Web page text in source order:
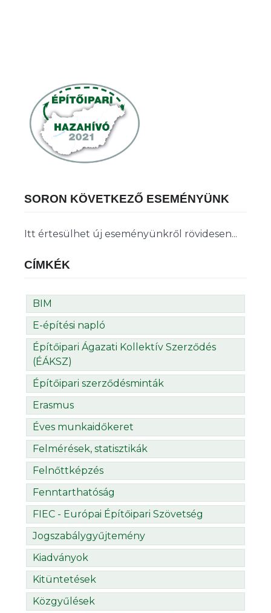
SORON KÖVETKEZŐ ESEMÉNYÜNK
Itt értesülhet új eseményünkről rövidesen...
CÍMKÉK
BIM
E-építési napló
Építőipari Ágazati Kollektív Szerződés
(ÉÁKSZ)
Építőipari szerződésminták
Erasmus
Éves munkaidőkeret
Felmérések, statisztikák
Felnőttképzés
Fenntarthatóság
FIEC - Európai Építőipari Szövetség
Jogszabálygyűjtemény
Kiadványok
Kitüntetések
Közgyűlések